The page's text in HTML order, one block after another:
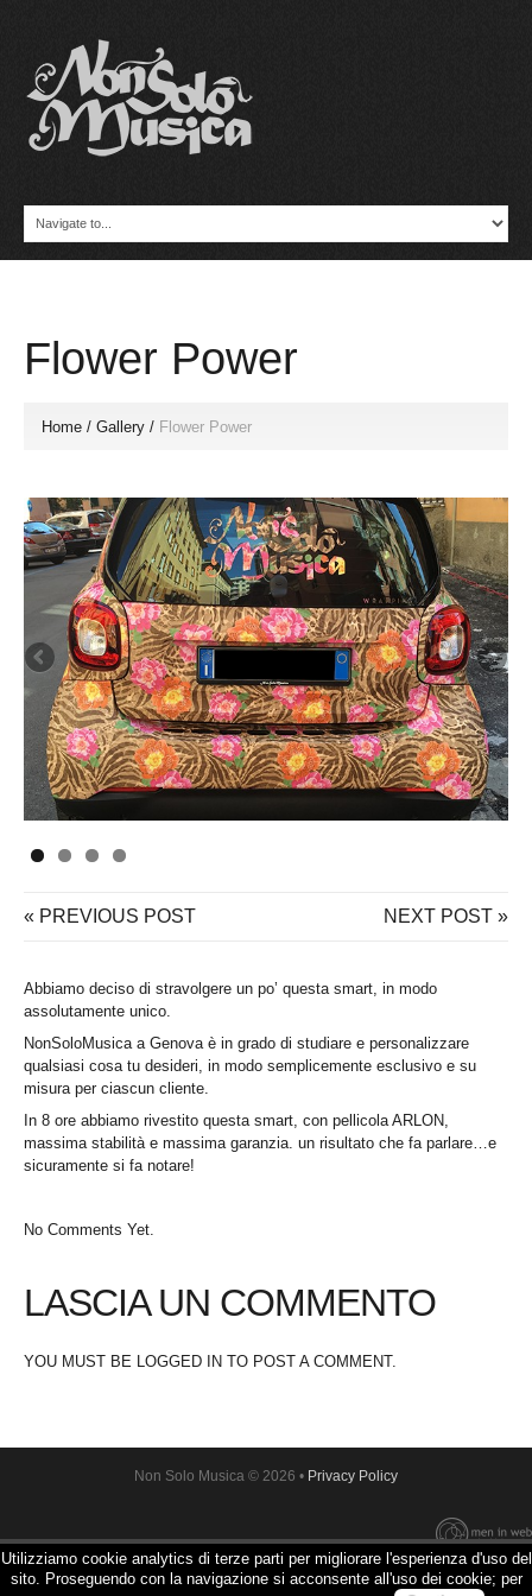
Utilizziamo cookie analytics di terze parti per migliorare l'esperienza d'uso del
sito. Proseguendo con la navigazione si acconsente all'uso dei cookie; per
Flower Power
Home / Gallery / Flower Power
« PREVIOUS POST NEXT POST »
Abbiamo deciso di stravolgere un po’ questa smart, in modo
assolutamente unico.
NonSoloMusica a Genova è in grado di studiare e personalizzare
qualsiasi cosa tu desideri, in modo semplicemente esclusivo e su
misura per ciascun cliente.
In 8 ore abbiamo rivestito questa smart, con pellicola ARLON,
massima stabilità e massima garanzia. un risultato che fa parlare…e
sicuramente si fa notare!
No Comments Yet.
LASCIA UN COMMENTO
YOU MUST BE LOGGED IN TO POST A COMMENT.
Non Solo Musica © 2026 • Privacy Policy